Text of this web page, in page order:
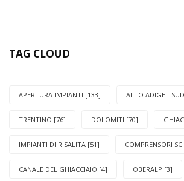
TAG CLOUD
APERTURA IMPIANTI [133] ALTO ADIGE -
TRENTINO [76] DOLOMITI [70]
IMPIANTI DI RISALITA [51] COMPRENSORI
CANALE DEL GHIACCIAIO [4] OBERALP [3]